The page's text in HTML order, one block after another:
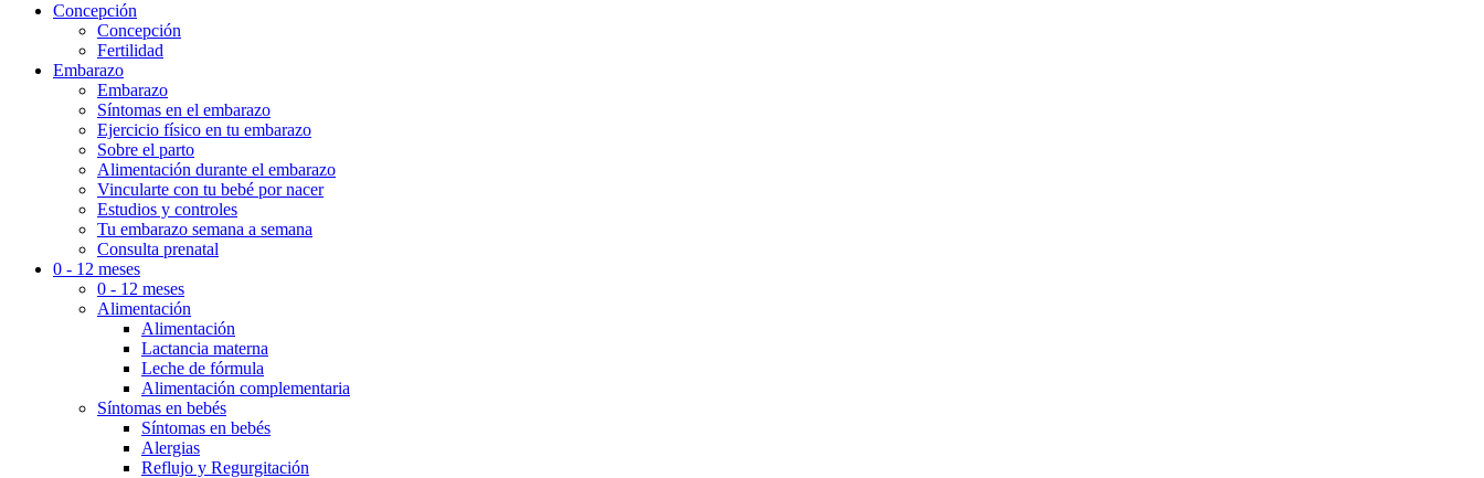
Concepción
Concepción
Fertilidad
Embarazo
Embarazo
Síntomas en el embarazo
Ejercicio físico en tu embarazo
Sobre el parto
Alimentación durante el embarazo
Vincularte con tu bebé por nacer
Estudios y controles
Tu embarazo semana a semana
Consulta prenatal
0 - 12 meses
0 - 12 meses
Alimentación
Alimentación
Lactancia materna
Leche de fórmula
Alimentación complementaria
Síntomas en bebés
Síntomas en bebés
Alergias
Reflujo y Regurgitación